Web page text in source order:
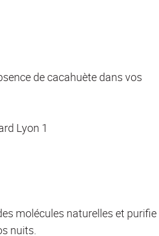
de cacahuète dans vos
Lyon 1
molécules naturelles et purifie
nuits.